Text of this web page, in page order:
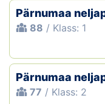
Pärnumaa
88 / Klass: 1
Pärnumaa
77 / Klass: 2